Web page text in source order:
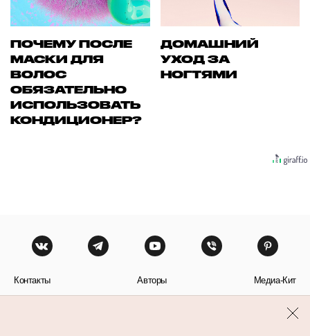
ПОЧЕМУ ПОСЛЕ
МАСКИ ДЛЯ
ВОЛОС
ОБЯЗАТЕЛЬНО
ИСПОЛЬЗОВАТЬ
КОНДИЦИОНЕР?
ДОМАШНИЙ
УХОД ЗА
НОГТЯМИ
Контакты Авторы Медиа-Кит